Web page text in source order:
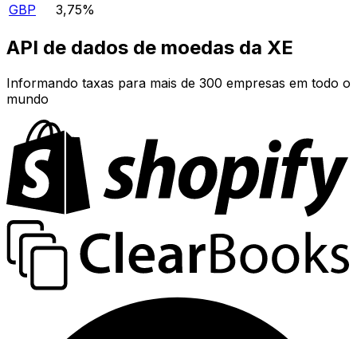
GBP
3,75%
API de dados de moedas da XE
Informando taxas para mais de 300 empresas em todo o
mundo